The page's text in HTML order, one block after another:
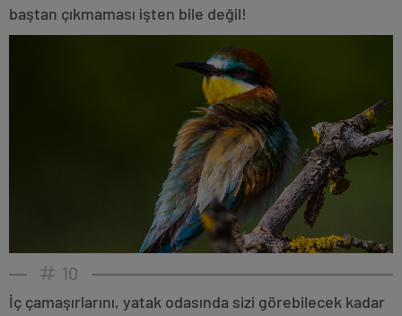
baştan çıkmaması işten bile değil!
10
İç çamaşırlarını, yatak odasında sizi görebilecek kadar